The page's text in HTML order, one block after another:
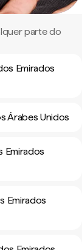
parte do
Emirados
Árabes Unidos
Emirados
Emirados